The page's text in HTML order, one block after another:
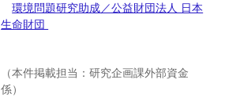
環境問題研究助成／公益財団法人 日本
生命財団
（本件掲載担当：研究企画課外部資金
係）